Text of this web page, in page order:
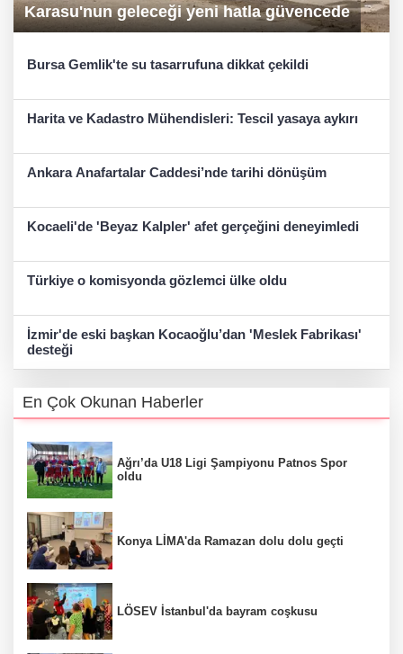
Karasu'nun geleceği yeni hatla güvencede
Bursa Gemlik'te su tasarrufuna dikkat çekildi
Harita ve Kadastro Mühendisleri: Tescil yasaya aykırı
Ankara Anafartalar Caddesi’nde tarihi dönüşüm
Kocaeli'de 'Beyaz Kalpler' afet gerçeğini deneyimledi
Türkiye o komisyonda gözlemci ülke oldu
İzmir'de eski başkan Kocaoğlu’dan 'Meslek Fabrikası'
desteği
En Çok Okunan Haberler
Ağrı’da U18 Ligi Şampiyonu Patnos Spor
oldu
Konya LİMA'da Ramazan dolu dolu geçti
LÖSEV İstanbul'da bayram coşkusu